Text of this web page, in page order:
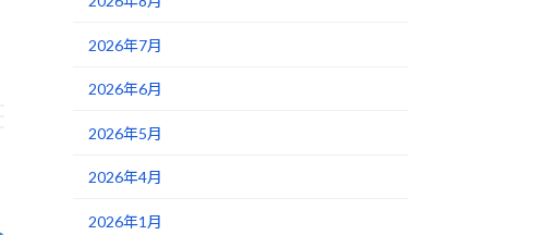
2026年7月
2026年6月
2026年5月
2026年4月
2026年1月